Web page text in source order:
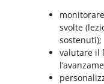
svolte
sostenuti);
valutare il